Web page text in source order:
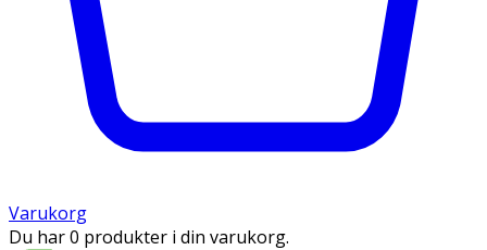
Varukorg
Du har 0 produkter i din varukorg.